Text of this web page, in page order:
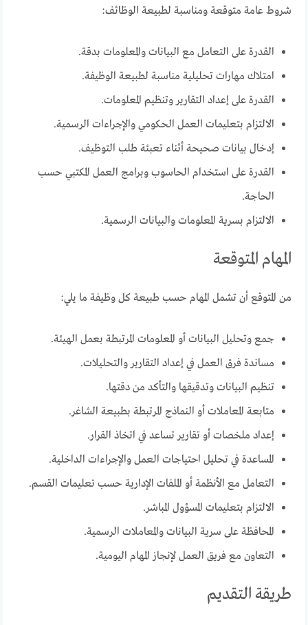
شروط عامة متوقعة ومناسبة لطبيعة الوظائف:
القدرة على التعامل مع البيانات والمعلومات بدقة.
امتلاك مهارات تحليلية مناسبة لطبيعة الوظيفة.
القدرة على إعداد التقارير وتنظيم المعلومات.
الالتزام بتعليمات العمل الحكومي والإجراءات الرسمية.
إدخال بيانات صحيحة أثناء تعبئة طلب التوظيف.
القدرة على استخدام الحاسوب وبرامج العمل المكتبي حسب
الحاجة.
الالتزام بسرية المعلومات والبيانات الرسمية.
المهام المتوقعة
من المتوقع أن تشمل المهام حسب طبيعة كل وظيفة ما يلي:
جمع وتحليل البيانات أو المعلومات المرتبطة بعمل الهيئة.
مساندة فرق العمل في إعداد التقارير والتحليلات.
تنظيم البيانات وتدقيقها والتأكد من دقتها.
متابعة المعاملات أو النماذج المرتبطة بطبيعة الشاغر.
إعداد ملخصات أو تقارير تساعد في اتخاذ القرار.
المساعدة في تحليل احتياجات العمل والإجراءات الداخلية.
التعامل مع الأنظمة أو الملفات الإدارية حسب تعليمات القسم.
الالتزام بتعليمات المسؤول المباشر.
المحافظة على سرية البيانات والمعاملات الرسمية.
التعاون مع فريق العمل لإنجاز المهام اليومية.
طريقة التقديم